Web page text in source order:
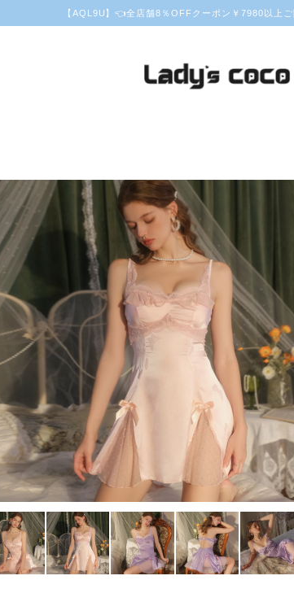
【AQL9U】👈全店舗8％OFFクーポン￥7980以上